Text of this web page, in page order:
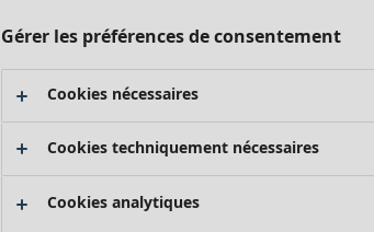
Gérer les préférences de consentement
Cookies nécessaires
Cookies techniquement nécessaires
Cookies analytiques